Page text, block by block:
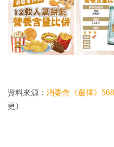
資料來源： 消委會《選擇》
更）